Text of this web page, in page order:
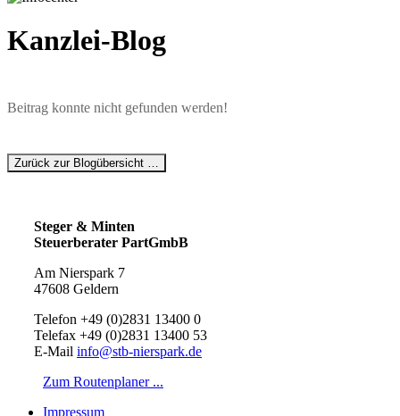
Kanzlei-Blog
Beitrag konnte nicht gefunden werden!
Zurück zur Blogübersicht …
Steger & Minten
Steuerberater PartGmbB
Am Nierspark 7
47608 Geldern
Telefon +49 (0)2831 13400 0
Telefax +49 (0)2831 13400 53
E-Mail info@stb-nierspark.de
Zum Routenplaner ...
Impressum